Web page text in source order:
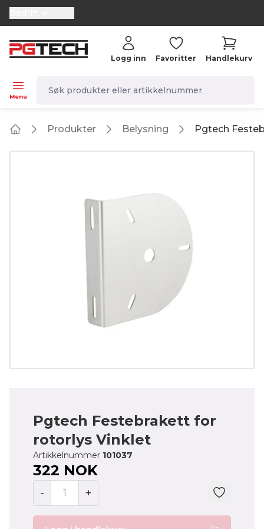
selector.vat
Menu
Logg inn Favoritter Handlekurv
Produkter Belysning Pgtech
Pgtech Festebrakett for
rotorlys Vinklet
Artikkelnummer 101037
322 NOK
- +